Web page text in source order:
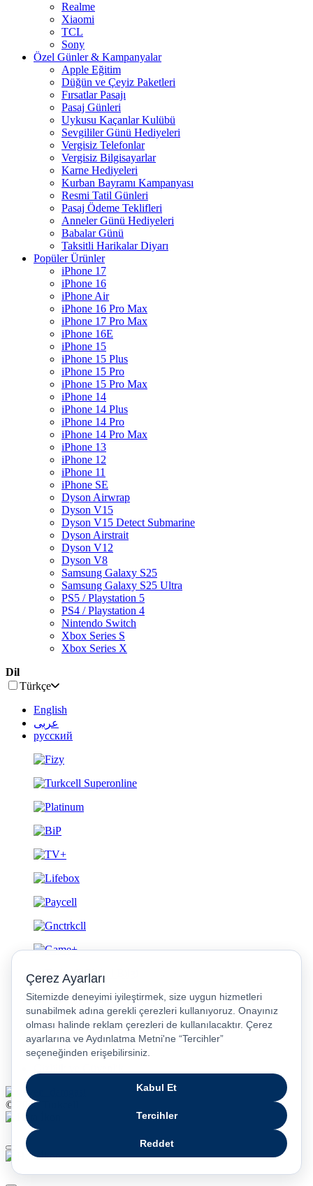
Realme
Xiaomi
TCL
Sony
Özel Günler & Kampanyalar
Apple Eğitim
Düğün ve Çeyiz Paketleri
Fırsatlar Pasajı
Pasaj Günleri
Uykusu Kaçanlar Kulübü
Sevgililer Günü Hediyeleri
Vergisiz Telefonlar
Vergisiz Bilgisayarlar
Karne Hediyeleri
Kurban Bayramı Kampanyası
Resmi Tatil Günleri
Pasaj Ödeme Teklifleri
Anneler Günü Hediyeleri
Babalar Günü
Taksitli Harikalar Diyarı
Popüler Ürünler
iPhone 17
iPhone 16
iPhone Air
iPhone 16 Pro Max
iPhone 17 Pro Max
iPhone 16E
iPhone 15
iPhone 15 Plus
iPhone 15 Pro
iPhone 15 Pro Max
iPhone 14
iPhone 14 Plus
iPhone 14 Pro
iPhone 14 Pro Max
iPhone 13
iPhone 12
iPhone 11
iPhone SE
Dyson Airwrap
Dyson V15
Dyson V15 Detect Submarine
Dyson Airstrait
Dyson V12
Dyson V8
Samsung Galaxy S25
Samsung Galaxy S25 Ultra
PS5 / Playstation 5
PS4 / Playstation 4
Nintendo Switch
Xbox Series S
Xbox Series X
Dil
Türkçe
English
عربى
русский
© 2026 Turkcell